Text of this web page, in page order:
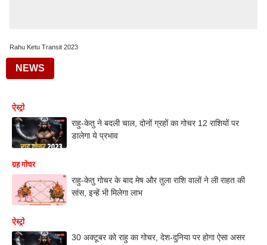
Rahu Ketu Transit 2023
NEWS
ऐस्ट्रो
राहु-केतु ने बदली चाल, दोनों ग्रहों का गोचर 12 राशियों पर
डालेगा ये प्रभाव
ग्रह गोचर
राहु-केतु गोचर के बाद मेष और तुला राशि वालों ने ली राहत की
सांस, इन्हें भी मिलेगा लाभ
ऐस्ट्रो
30 अक्टूबर को राहु का गोचर, देश-दुनिया पर होगा ऐसा असर